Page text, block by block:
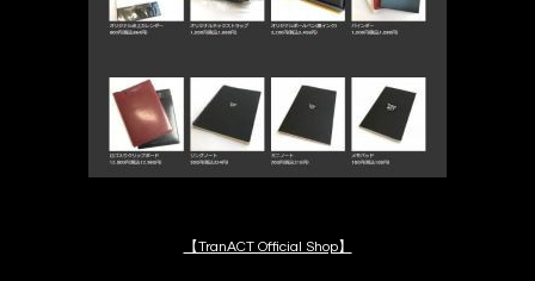
【TranACT Official Shop】